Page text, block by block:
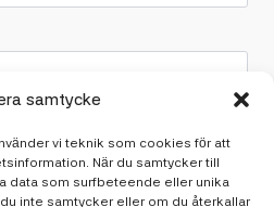
samtycke
vi teknik som cookies för att
När du samtycker till
data som surfbeteende eller unika
inte samtycker eller om du återkallar